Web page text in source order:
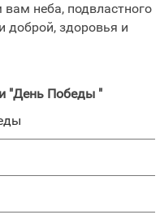
неба, подвластного
доброй, здоровья и
"День Победы "